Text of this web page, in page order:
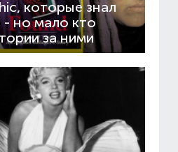
которые знал
- но мало кто
за ними